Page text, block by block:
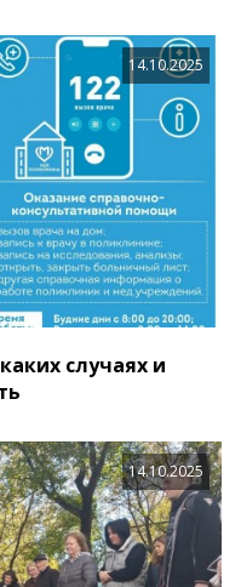
14.10.2025
случаях и
14.10.2025